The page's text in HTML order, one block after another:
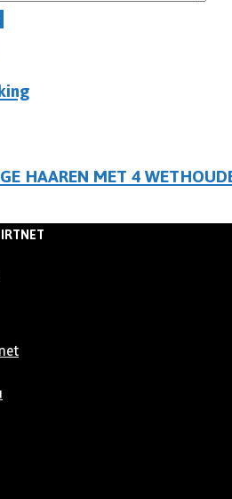
HAAREN MET 4